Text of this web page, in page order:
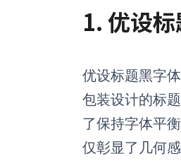
1. 优设
优设标题黑字
包装设计的标
了保持字体平
仅彰显了几何